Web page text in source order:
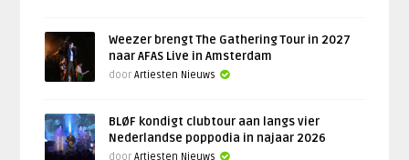
Weezer brengt The Gathering Tour in 2027
naar AFAS Live in Amsterdam
doorArtiesten Nieuws
BLØF kondigt clubtour aan langs vier
Nederlandse poppodia in najaar 2026
doorArtiesten Nieuws